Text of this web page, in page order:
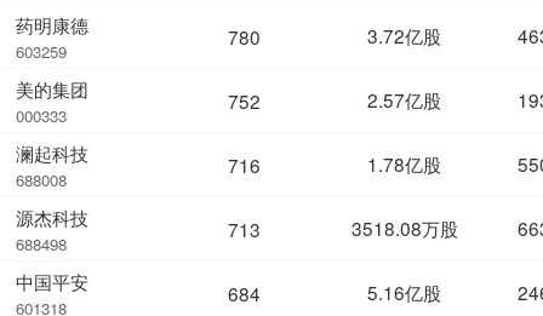
药明康德
603259
美的集团
000333
澜起科技
688008
源杰科技
688498
中国平安
601318
780 3.72亿股
752 2.57亿股
716 1.78亿股
713 3518.08万股
684 5.16亿股